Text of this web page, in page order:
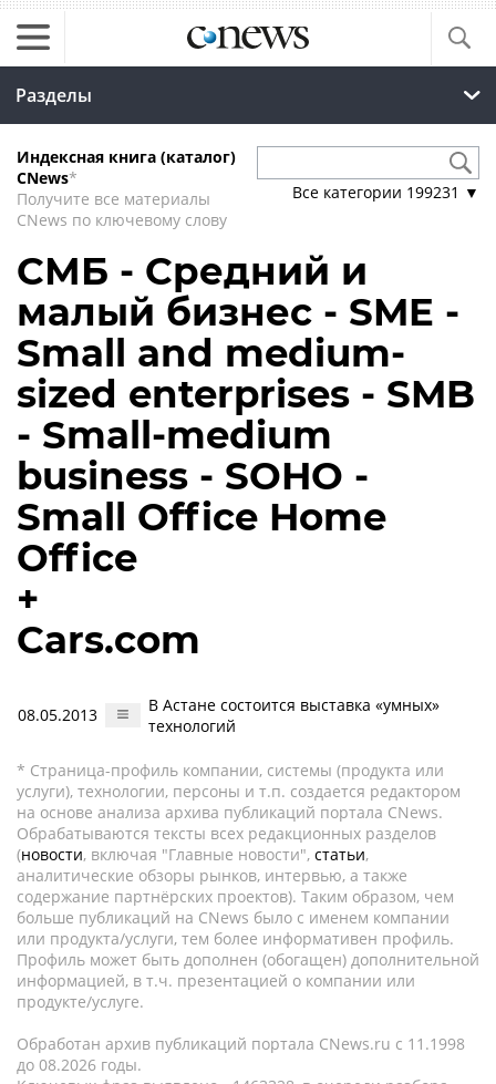
Разделы
Индексная книга (каталог)
CNews*
Получите все материалы
CNews по ключевому слову
Все категории 199231 ▼
СМБ - Средний и
малый бизнес - SME -
Small and medium-
sized enterprises - SMB
- Small-medium
business - SOHO -
Small Office Home
Office
+
Cars.com
08.05.2013
В Астане состоится выставка «умных»
технологий
* Страница-профиль компании, системы (продукта или
услуги), технологии, персоны и т.п. создается редактором
на основе анализа архива публикаций портала CNews.
Обрабатываются тексты всех редакционных разделов
(новости, включая "Главные новости", статьи,
аналитические обзоры рынков, интервью, а также
содержание партнёрских проектов). Таким образом, чем
больше публикаций на CNews было с именем компании
или продукта/услуги, тем более информативен профиль.
Профиль может быть дополнен (обогащен) дополнительной
информацией, в т.ч. презентацией о компании или
продукте/услуге.
Обработан архив публикаций портала CNews.ru c 11.1998
до 08.2026 годы.